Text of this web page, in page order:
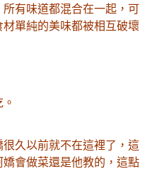
有味道都混合在一起，可
單純的美味都被相互破壞
很久以前就不在這裡了，這
會做菜還是他教的，這點